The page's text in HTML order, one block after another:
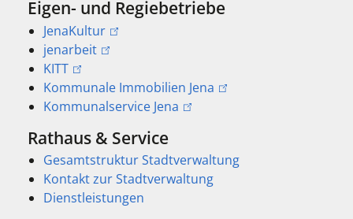
Eigen- und Regiebetriebe
JenaKultur
jenarbeit
KITT
Kommunale Immobilien Jena
Kommunalservice Jena
Rathaus & Service
Gesamtstruktur Stadtverwaltung
Kontakt zur Stadtverwaltung
Dienstleistungen